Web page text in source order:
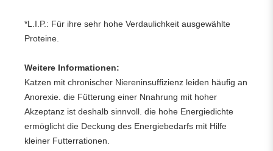
*L.I.P.: Für ihre sehr hohe Verdaulichkeit ausgewählte
Proteine.
Weitere Informationen:
Katzen mit chronischer Niereninsuffizienz leiden häufig an
Anorexie. die Fütterung einer Nnahrung mit hoher
Akzeptanz ist deshalb sinnvoll. die hohe Energiedichte
ermöglicht die Deckung des Energiebedarfs mit Hilfe
kleiner Futterrationen.